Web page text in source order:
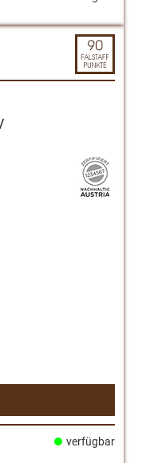
verfügbar